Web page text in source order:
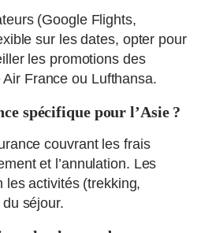
(Google Flights,
sur les dates, opter pour
les promotions des
France ou Lufthansa.
spécifique pour l’Asie ?
couvrant les frais
et l’annulation. Les
les activités (trekking,
séjour.